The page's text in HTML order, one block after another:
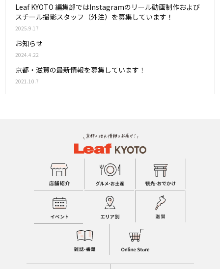
Leaf KYOTO 編集部ではInstagramのリール動画制作および
スチール撮影スタッフ（外注）を募集しています！
2025.9.17
お知らせ
2024.4.22
京都・滋賀の最新情報を募集しています！
2021.10.7